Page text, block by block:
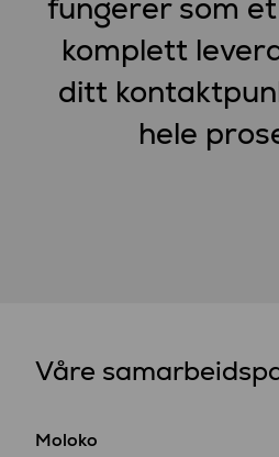
fungerer som
komplett
ditt
hele
Våre
Moloko